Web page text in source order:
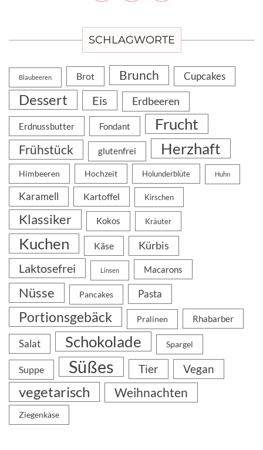
SCHLAGWORTE
Blaubeeren Brot Brunch Cupcakes
Dessert Eis Erdbeeren
Erdnussbutter Fondant Frucht
Frühstück glutenfrei Herzhaft
Himbeeren Hochzeit Holunderblüte Huhn
Karamell Kartoffel Kirschen
Klassiker Kokos Kräuter
Kuchen Käse Kürbis
Laktosefrei Linsen Macarons
Nüsse Pancakes Pasta
Portionsgebäck Pralinen Rhabarber
Salat Schokolade Spargel
Suppe Süßes Tier Vegan
vegetarisch Weihnachten
Ziegenkäse